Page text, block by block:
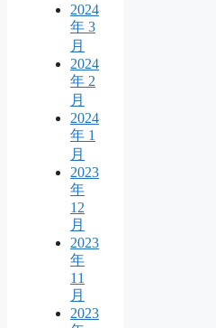
2024
年 3
月
2024
年 2
月
2024
年 1
月
2023
年
12
月
2023
年
11
月
2023